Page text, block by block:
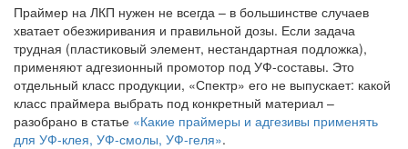
Праймер на ЛКП нужен не всегда – в большинстве случаев
хватает обезжиривания и правильной дозы. Если задача
трудная (пластиковый элемент, нестандартная подложка),
применяют адгезионный промотор под УФ-составы. Это
отдельный класс продукции, «Спектр» его не выпускает: какой
класс праймера выбрать под конкретный материал –
разобрано в статье «Какие праймеры и адгезивы применять
для УФ-клея, УФ-смолы, УФ-геля».